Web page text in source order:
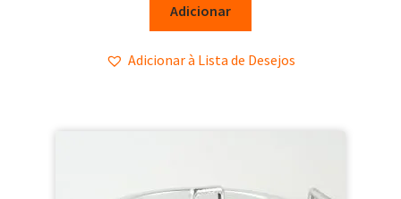
Adicionar
Adicionar à Lista de Desejos